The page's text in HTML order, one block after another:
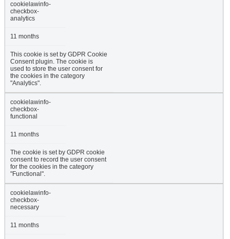
cookielawinfo-
checkbox-
analytics
11 months
This cookie is set by GDPR Cookie
Consent plugin. The cookie is
used to store the user consent for
the cookies in the category
"Analytics".
cookielawinfo-
checkbox-
functional
11 months
The cookie is set by GDPR cookie
consent to record the user consent
for the cookies in the category
"Functional".
cookielawinfo-
checkbox-
necessary
11 months